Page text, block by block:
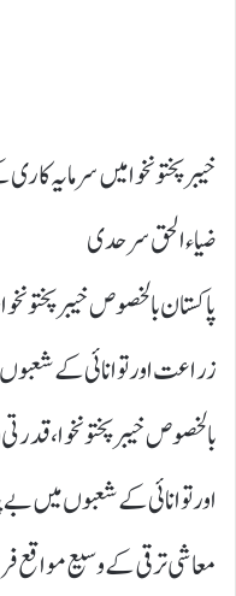
خیبر پختونخوا میں سرمایہ
ضیاء الحق سرحدی
پاکستان بالخصوص
زراعت اور توانائی کے
بالخصوص خیبرپختونخوا،
اور توانائی کے شعبوں میں بے
معاشی ترقی کے وسیع مواقع